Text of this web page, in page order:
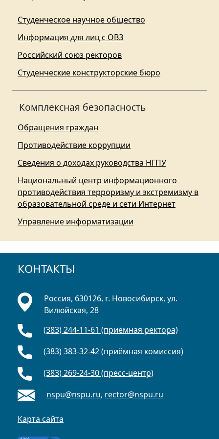
Студенческое научное общество
Информация для лиц с ОВЗ
Российский союз ректоров
Студенческие конструкторские бюро
Комплексная безопасность
Обращения граждан
Противодействие коррупции
Сведения о доходах руководства НГПУ
Национальный центр информационного
противодействия терроризму и экстремизму в
образовательной среде и сети Интернет
Управление информатизации
КОНТАКТЫ
Россия, 630126, г. Новосибирск, ул.
Вилюйская, 28
(383) 244-11-61 (приёмная ректора)
(383) 383-32-42 (приёмная комиссия)
(383) 269-24-30 (пресс-центр)
nspu@nspu.ru, rector@nspu.ru
Карта сайта